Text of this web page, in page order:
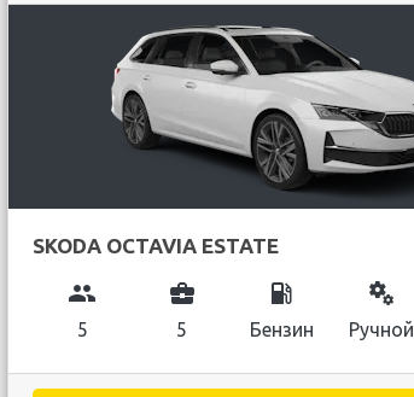
SKODA OCTAVIA ESTATE
group
5
business_center
5
local_gas_station
Бензин
miscellaneous_services
Ручной